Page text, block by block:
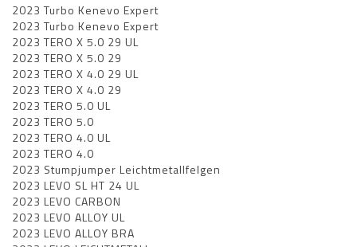
2023 Turbo Kenevo Expert
2023 Turbo Kenevo Expert
2023 TERO X 5.0 29 UL
2023 TERO X 5.0 29
2023 TERO X 4.0 29 UL
2023 TERO X 4.0 29
2023 TERO 5.0 UL
2023 TERO 5.0
2023 TERO 4.0 UL
2023 TERO 4.0
2023 Stumpjumper Leichtmetallfelgen
2023 LEVO SL HT 24 UL
2023 LEVO CARBON
2023 LEVO ALLOY UL
2023 LEVO ALLOY BRA